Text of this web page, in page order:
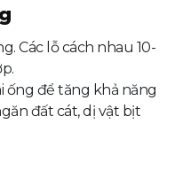
Các lỗ cách nhau 10-
ống để tăng khả năng
đất cát, dị vật bịt